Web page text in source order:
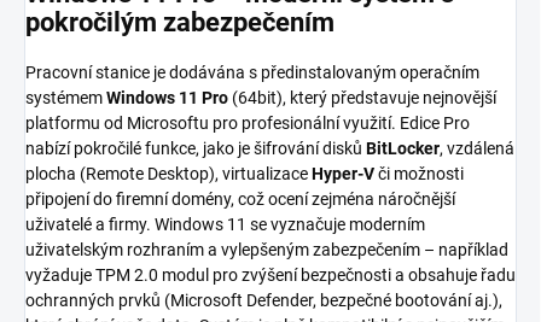
pokročilým zabezpečením
Pracovní stanice je dodávána s předinstalovaným operačním
systémemWindows 11 Pro (64bit), který představuje nejnovější
platformu od Microsoftu pro profesionální využití. Edice Pro
nabízí pokročilé funkce, jako je šifrování disků BitLocker, vzdálená
plocha (Remote Desktop), virtualizaceHyper-Vči možnosti
připojení do firemní domény, což ocení zejména náročnější
uživatelé a firmy. Windows 11 se vyznačuje moderním
uživatelským rozhraním a vylepšeným zabezpečením – například
vyžaduje TPM 2.0 modul pro zvýšení bezpečnosti a obsahuje řadu
ochranných prvků (Microsoft Defender, bezpečné bootování aj.),